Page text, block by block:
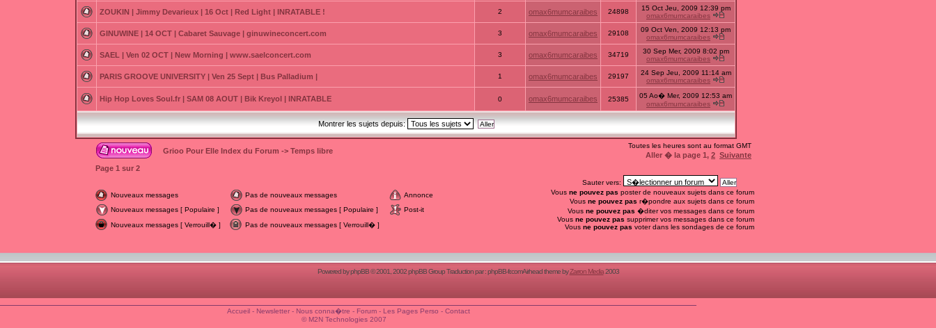
ZOUKIN | Jimmy Devarieux | 16 Oct | Red Light | INRATABLE ! 2 omax6mumcaraibes 24898
15 Oct Jeu, 2009 12:39 pm
omax6mumcaraibes
GINUWINE | 14 OCT | Cabaret Sauvage | ginuwineconcert.com 3 omax6mumcaraibes 29108
09 Oct Ven, 2009 12:13 pm
omax6mumcaraibes
SAEL | Ven 02 OCT | New Morning | www.saelconcert.com 3 omax6mumcaraibes 34719
30 Sep Mer, 2009 8:02 pm
omax6mumcaraibes
PARIS GROOVE UNIVERSITY | Ven 25 Sept | Bus Palladium | 1 omax6mumcaraibes 29197
24 Sep Jeu, 2009 11:14 am
omax6mumcaraibes
Hip Hop Loves Soul.fr | SAM 08 AOUT | Bik Kreyol | INRATABLE 0 omax6mumcaraibes 25385
05 Ao� Mer, 2009 12:53 am
omax6mumcaraibes
Montrer les sujets depuis:
Grioo Pour Elle Index du Forum -> Temps libre
Toutes les heures sont au format GMT
Aller � la page 1, 2 Suivante
Page 1 sur 2
Sauter vers:
Nouveaux messages
Pas de nouveaux messages
Annonce
Nouveaux messages [ Populaire ]
Pas de nouveaux messages [ Populaire ]
Post-it
Nouveaux messages [ Verrouill� ]
Pas de nouveaux messages [ Verrouill� ]
Vous ne pouvez pas poster de nouveaux sujets dans ce forum
Vous ne pouvez pas r�pondre aux sujets dans ce forum
Vous ne pouvez pas �diter vos messages dans ce forum
Vous ne pouvez pas supprimer vos messages dans ce forum
Vous ne pouvez pas voter dans les sondages de ce forum
Powered byphpBB© 2001, 2002 phpBB Group Traduction par :phpBB-fr.comAirhead theme byZarron Media2003
Accueil- Newsletter- Nous conna�tre - Forum- Les Pages Perso - Contact
© M2N Technologies 2007